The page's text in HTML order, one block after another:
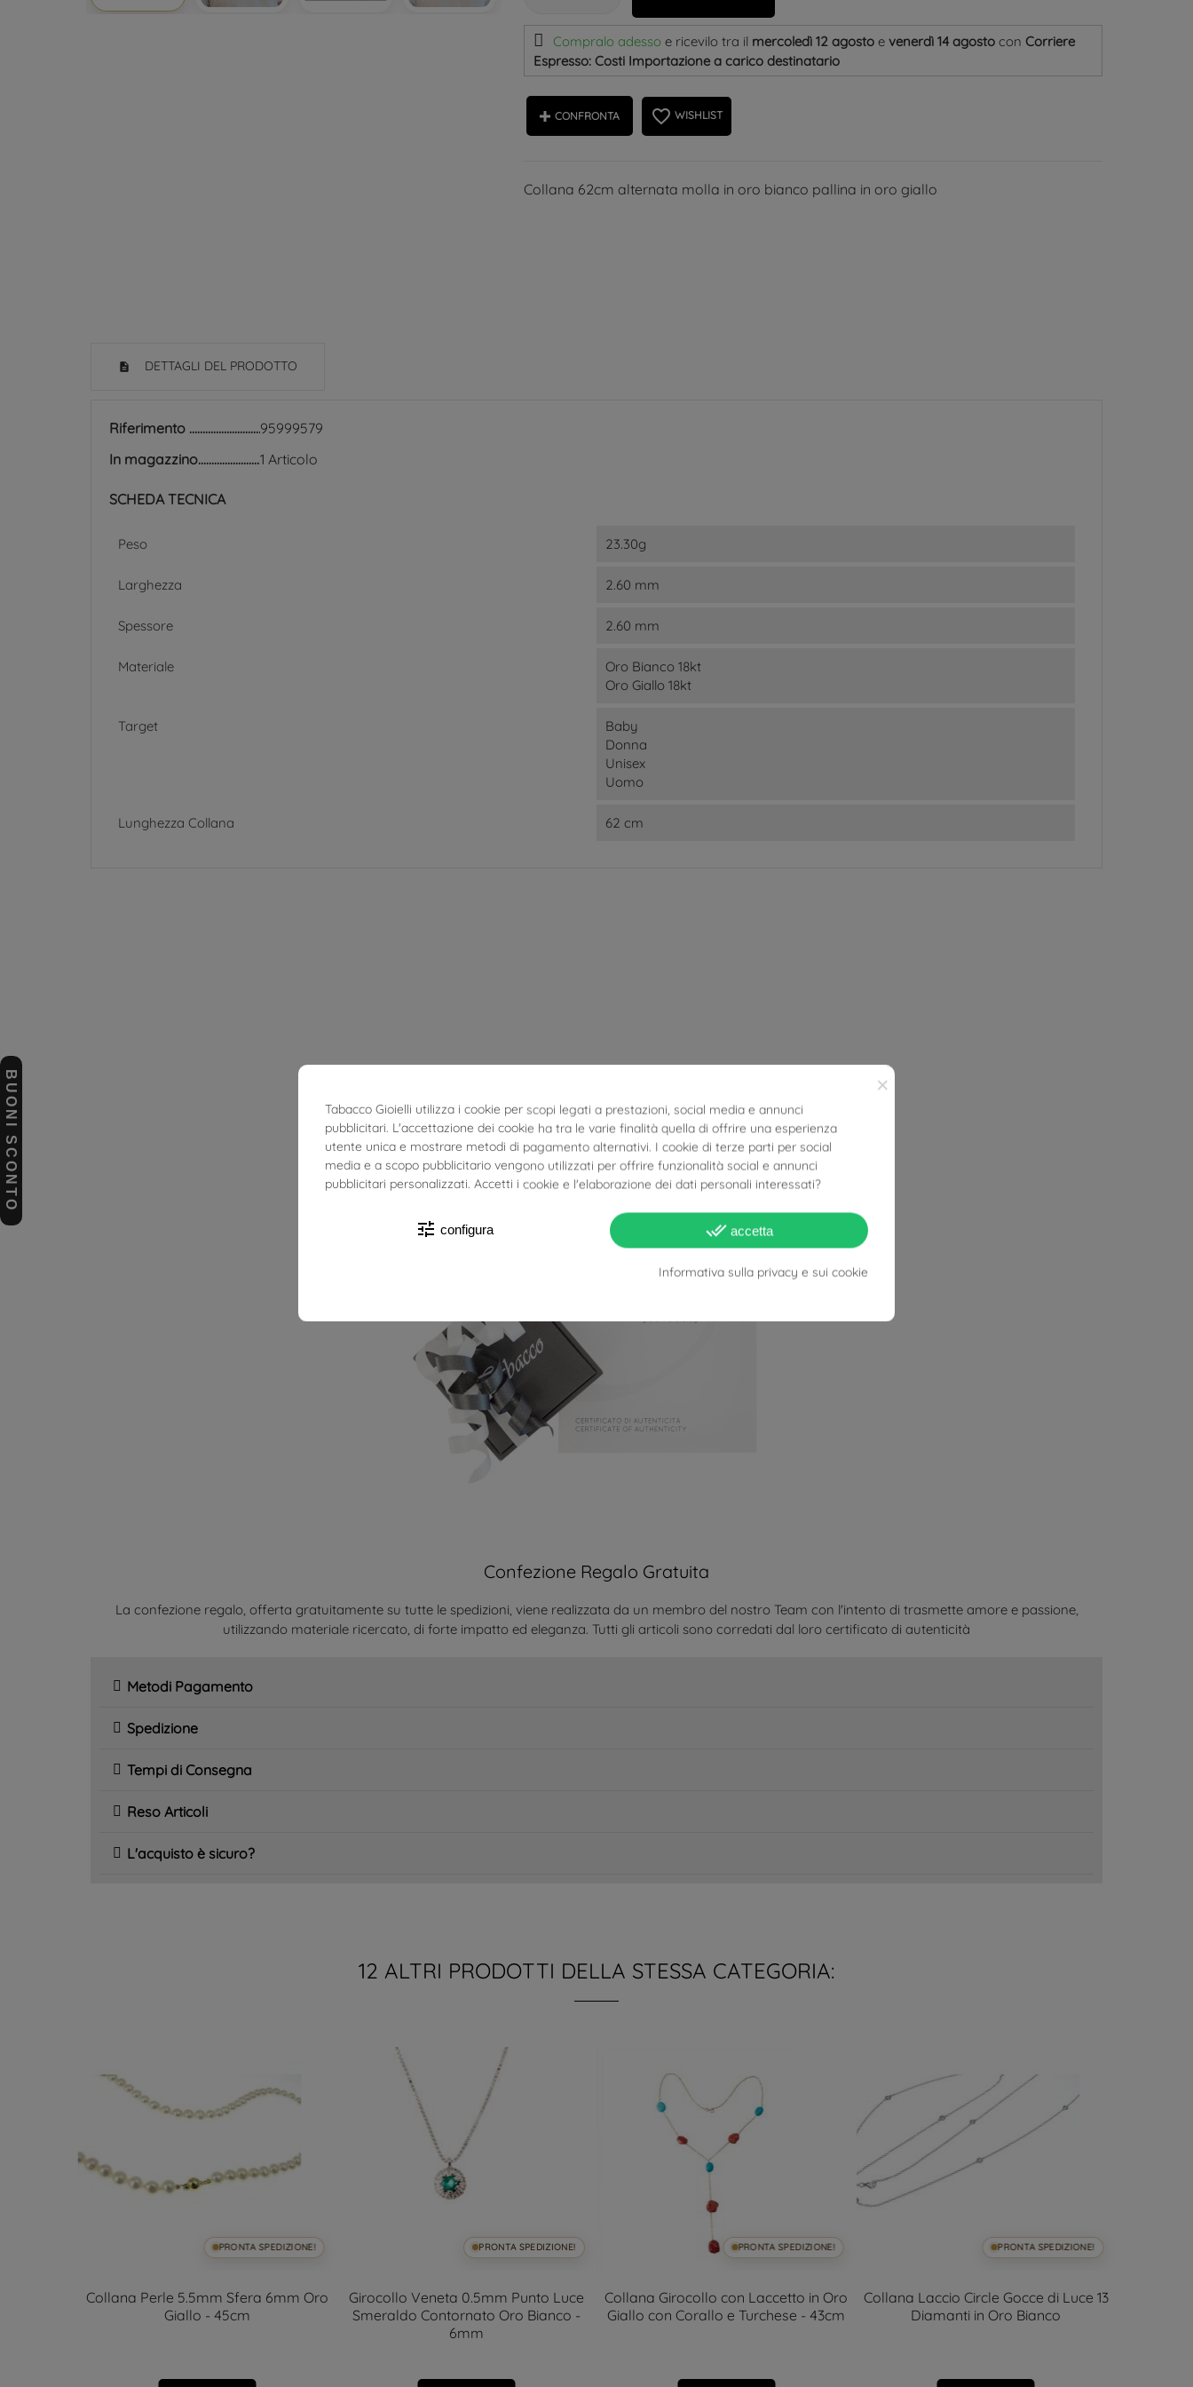
Compralo adesso e ricevilo tra il mercoledì 12 agostoe venerdì 14 agosto con Corriere
Espresso: Costi Importazione a carico destinatario
CONFRONTA favorite_border WISHLIST
Collana 62cm alternata molla in oro bianco pallina in oro giallo
DETTAGLI DEL PRODOTTO
Riferimento
95999579
In magazzino
1 Articolo
SCHEDA TECNICA
Peso 23.30g
Larghezza 2.60 mm
Spessore 2.60 mm
Materiale
Oro Bianco 18kt
Oro Giallo 18kt
Target
Baby
Donna
Unisex
Uomo
Lunghezza Collana 62 cm
Confezione Regalo Gratuita
La confezione regalo, offerta gratuitamente su tutte le spedizioni, viene realizzata da un membro del nostro Team con l'intento di trasmette amore e passione,
utilizzando materiale ricercato, di forte impatto ed eleganza. Tutti gli articoli sono corredati dal loro certificato di autenticità
Metodi Pagamento
Spedizione
Tempi di Consegna
Reso Articoli
L'acquisto è sicuro?
12 ALTRI PRODOTTI DELLA STESSA CATEGORIA:
PRONTA SPEDIZIONE!
Collana Perle 5.5mm Sfera 6mm Oro
Giallo - 45cm
PRONTA SPEDIZIONE!
Girocollo Veneta 0.5mm Punto Luce
Smeraldo Contornato Oro Bianco -
6mm
PRONTA SPEDIZIONE!
Collana Girocollo con Laccetto in Oro
Giallo con Corallo e Turchese - 43cm
PRONTA SPEDIZIONE!
Collana Laccio Circle Gocce di Luce 13
Diamanti in Oro Bianco
BUONI SCONTO ×
Tabacco Gioielli utilizza i cookie per scopi legati a prestazioni, social media e annunci
pubblicitari. L'accettazione dei cookie ha tra le varie finalità quella di offrire una esperienza
utente unica e mostrare metodi di pagamento alternativi. I cookie di terze parti per social
media e a scopo pubblicitario vengono utilizzati per offrire funzionalità social e annunci
pubblicitari personalizzati. Accetti i cookie e l'elaborazione dei dati personali interessati?
tune configura done_all accetta
Informativa sulla privacy e sui cookie